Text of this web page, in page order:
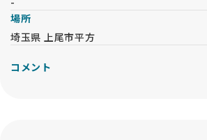
場所
埼玉県 上尾市平方
コメント